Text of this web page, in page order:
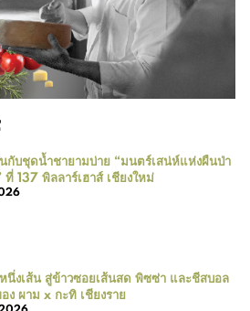
กับชุดน้ำชายามบ่าย “มนตร์เสน่ห์แห่งผืนป่า
137 พิลลาร์เฮาส์ เชียงใหม่
นึ่งเส้น สู่ข้าวซอยเส้นสด พิซซ่า และชีสบอล
อง ผาม x กะทิ เชียงราย